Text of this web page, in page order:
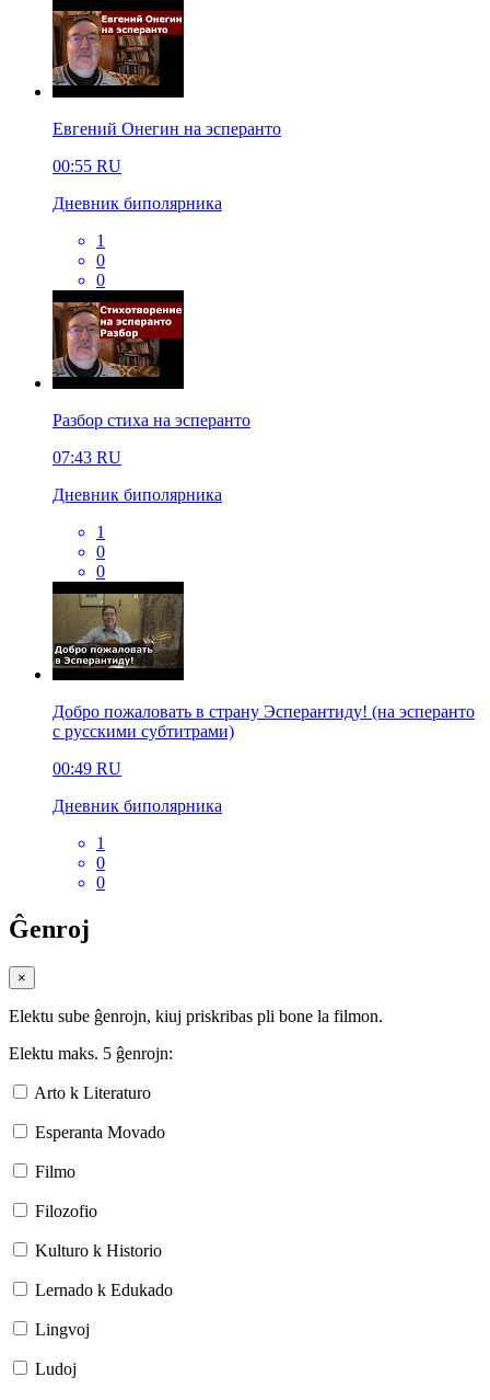
Евгений Онегин на эсперанто
00:55 RU
Дневник биполярника
1
0
0
Разбор стиха на эсперанто
07:43 RU
Дневник биполярника
1
0
0
Добро пожаловать в страну Эсперантиду! (на эсперанто
с русскими субтитрами)
00:49 RU
Дневник биполярника
1
0
0
Ĝenroj
×
Elektu sube ĝenrojn, kiuj priskribas pli bone la filmon.
Elektu maks. 5 ĝenrojn:
Arto k Literaturo
Esperanta Movado
Filmo
Filozofio
Kulturo k Historio
Lernado k Edukado
Lingvoj
Ludoj